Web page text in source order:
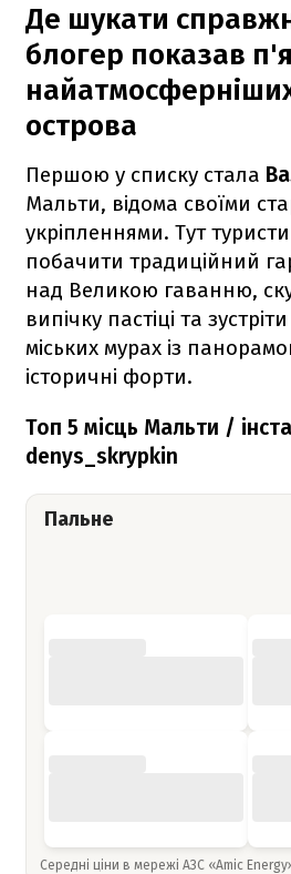
Де шукати
блогер показав
острова
Першою у списку стала
Мальти, відома своїми
укріпленнями. Тут
побачити традиційний
над Великою гаванню,
випічку пастіці та
міських мурах із
історичні форти.
Топ 5 місць Мальти /
denys_skrypkin
Пальне
Середні ціни в мережі АЗС «Amic